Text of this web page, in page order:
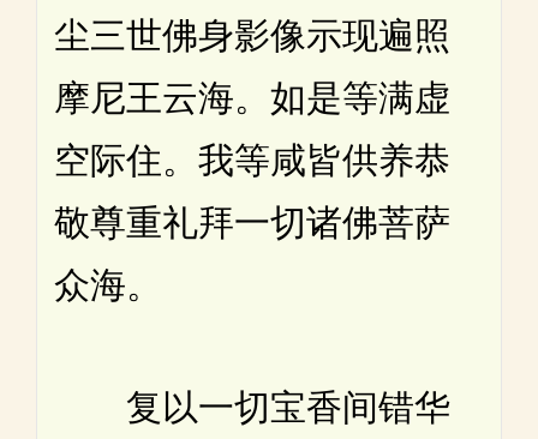
尘三世佛身影像示现遍照
摩尼王云海。如是等满虚
空际住。我等咸皆供养恭
敬尊重礼拜一切诸佛菩萨
众海。
复以一切宝香间错华